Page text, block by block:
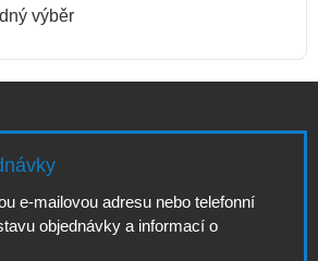
výběr
e-mailovou adresu nebo telefonní
objednávky a informací o